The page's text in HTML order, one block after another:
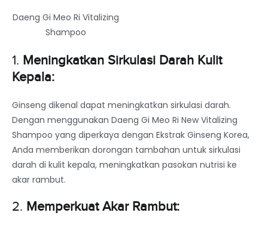
Daeng Gi Meo Ri Vitalizing
Shampoo
1. Meningkatkan Sirkulasi Darah Kulit
Kepala:
Ginseng dikenal dapat meningkatkan sirkulasi darah.
Dengan menggunakan Daeng Gi Meo Ri New Vitalizing
Shampoo yang diperkaya dengan Ekstrak Ginseng Korea,
Anda memberikan dorongan tambahan untuk sirkulasi
darah di kulit kepala, meningkatkan pasokan nutrisi ke
akar rambut.
2. Memperkuat Akar Rambut: